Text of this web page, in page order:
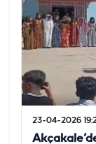
23-04-2026